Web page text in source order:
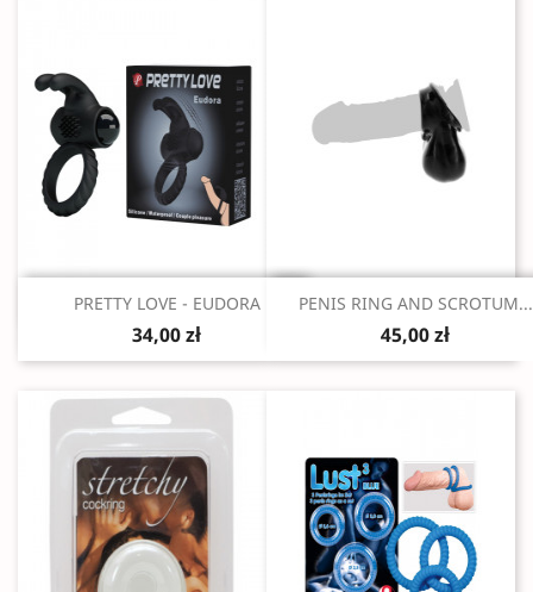
Szybki podgląd
PRETTY LOVE - EUDORA
34,00 zł
Szybki podgląd
PENIS RING AND SCROTUM...
45,00 zł